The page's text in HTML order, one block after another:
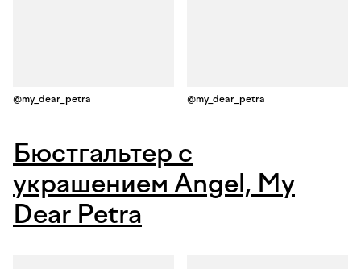
@my_dear_petra @my_dear_petra
Бюстгальтер с
украшением Angel, My
Dear Petra